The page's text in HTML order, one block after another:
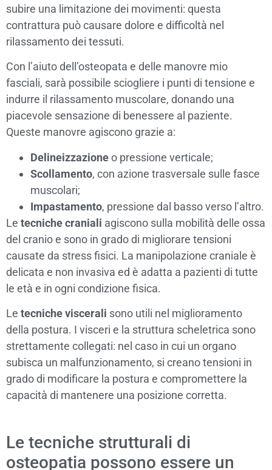
subire una limitazione dei movimenti: questa
contrattura può causare dolore e difficoltà nel
rilassamento dei tessuti.
Con l’aiuto dell’osteopata e delle manovre mio
fasciali, sarà possibile sciogliere i punti di tensione e
indurre il rilassamento muscolare, donando una
piacevole sensazione di benessere al paziente.
Queste manovre agiscono grazie a:
Delineizzazioneo pressione verticale;
Scollamento, con azione trasversale sulle fasce
muscolari;
Impastamento, pressione dal basso verso l’altro.
Le tecniche craniali agiscono sulla mobilità delle ossa
del cranio e sono in grado di migliorare tensioni
causate da stress fisici. La manipolazione craniale è
delicata e non invasiva ed è adatta a pazienti di tutte
le età e in ogni condizione fisica.
Le tecniche viscerali sono utili nel miglioramento
della postura. I visceri e la struttura scheletrica sono
strettamente collegati: nel caso in cui un organo
subisca un malfunzionamento, si creano tensioni in
grado di modificare la postura e compromettere la
capacità di mantenere una posizione corretta.
Le tecniche strutturali di
osteopatia possono essere un